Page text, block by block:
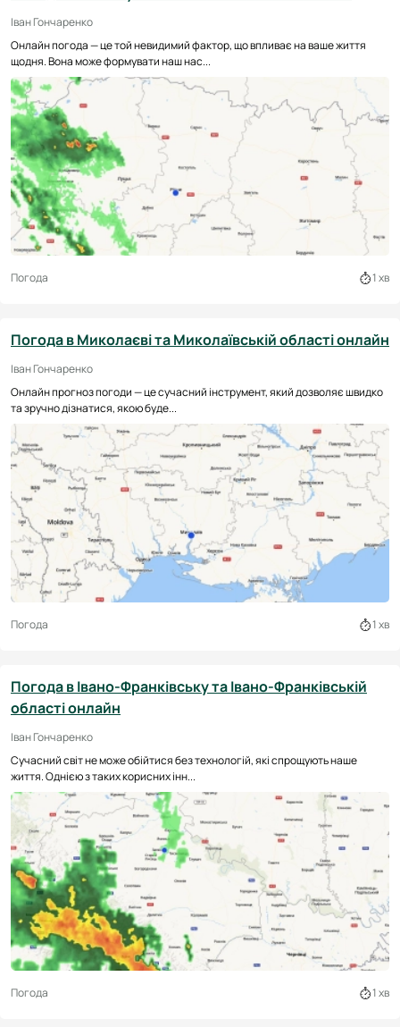
Іван Гончаренко
Онлайн погода — це той невидимий фактор, що впливає на ваше життя
щодня. Вона може формувати наш нас...
Погода 1 хв
Погода в Миколаєві та Миколаївській області онлайн
Іван Гончаренко
Онлайн прогноз погоди — це сучасний інструмент, який дозволяє швидко
та зручно дізнатися, якою буде...
Погода 1 хв
Погода в Івано-Франківську та Івано-Франківській
області онлайн
Іван Гончаренко
Сучасний світ не може обійтися без технологій, які спрощують наше
життя. Однією з таких корисних інн...
Погода 1 хв